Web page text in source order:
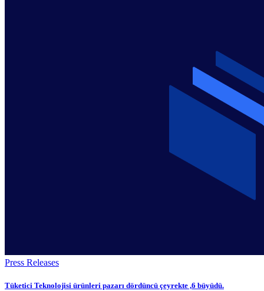
Press Releases
Tüketici Teknolojisi ürünleri pazarı dördüncü çeyrekte ,6 büyüdü.